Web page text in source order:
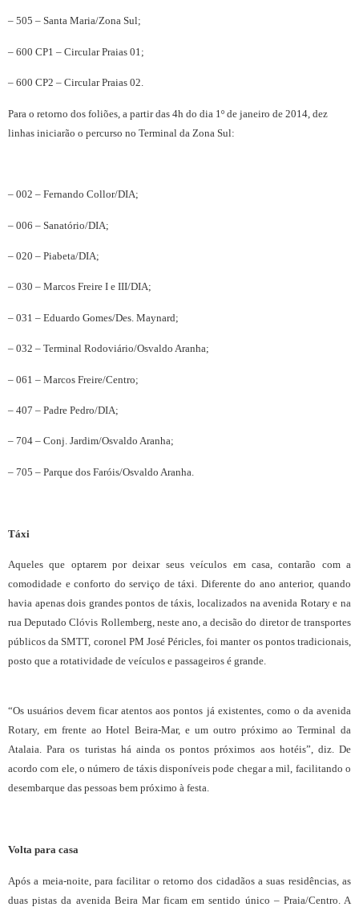
– 505 – Santa Maria/Zona Sul;
– 600 CP1 – Circular Praias 01;
– 600 CP2 – Circular Praias 02.
Para o retorno dos foliões, a partir das 4h do dia 1º de janeiro de 2014, dez
linhas iniciarão o percurso no Terminal da Zona Sul:
– 002 – Fernando Collor/DIA;
– 006 – Sanatório/DIA;
– 020 – Piabeta/DIA;
– 030 – Marcos Freire I e III/DIA;
– 031 – Eduardo Gomes/Des. Maynard;
– 032 – Terminal Rodoviário/Osvaldo Aranha;
– 061 – Marcos Freire/Centro;
– 407 – Padre Pedro/DIA;
– 704 – Conj. Jardim/Osvaldo Aranha;
– 705 – Parque dos Faróis/Osvaldo Aranha.
Táxi
Aqueles que optarem por deixar seus veículos em casa, contarão com a
comodidade e conforto do serviço de táxi. Diferente do ano anterior, quando
havia apenas dois grandes pontos de táxis, localizados na avenida Rotary e na
rua Deputado Clóvis Rollemberg, neste ano, a decisão do diretor de transportes
públicos da SMTT, coronel PM José Péricles, foi manter os pontos tradicionais,
posto que a rotatividade de veículos e passageiros é grande.
“Os usuários devem ficar atentos aos pontos já existentes, como o da avenida
Rotary, em frente ao Hotel Beira-Mar, e um outro próximo ao Terminal da
Atalaia. Para os turistas há ainda os pontos próximos aos hotéis”, diz. De
acordo com ele, o número de táxis disponíveis pode chegar a mil, facilitando o
desembarque das pessoas bem próximo à festa.
Volta para casa
Após a meia-noite, para facilitar o retorno dos cidadãos a suas residências, as
duas pistas da avenida Beira Mar ficam em sentido único – Praia/Centro. A